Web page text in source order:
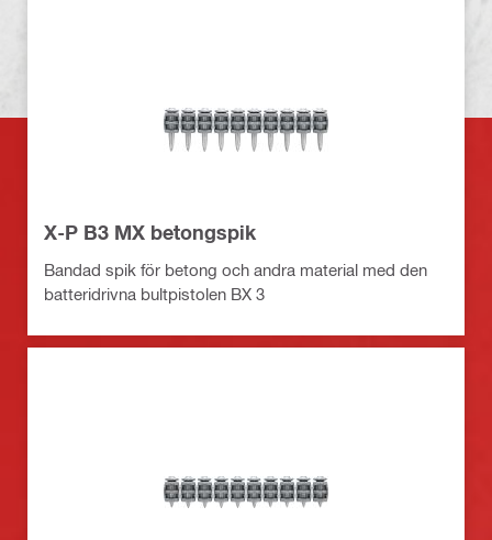
X-P B3 MX betongspik
Bandad spik för betong och andra material med den
batteridrivna bultpistolen BX 3